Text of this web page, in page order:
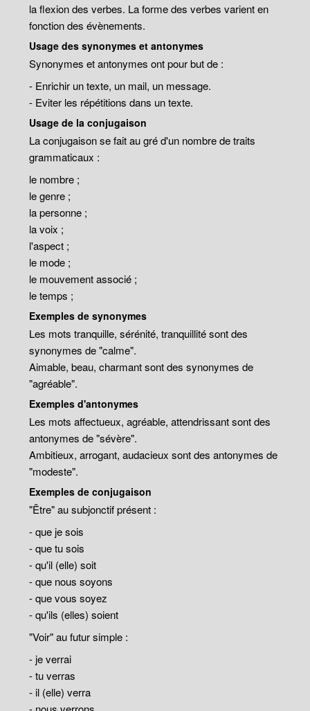
la flexion des verbes. La forme des verbes varient en
fonction des évènements.
Usage des synonymes et antonymes
Synonymes et antonymes ont pour but de :
- Enrichir un texte, un mail, un message.
- Eviter les répétitions dans un texte.
Usage de la conjugaison
La conjugaison se fait au gré d'un nombre de traits
grammaticaux :
le nombre ;
le genre ;
la personne ;
la voix ;
l'aspect ;
le mode ;
le mouvement associé ;
le temps ;
Exemples de synonymes
Les mots tranquille, sérénité, tranquillité sont des
synonymes de "calme".
Aimable, beau, charmant sont des synonymes de
"agréable".
Exemples d'antonymes
Les mots affectueux, agréable, attendrissant sont des
antonymes de "sévère".
Ambitieux, arrogant, audacieux sont des antonymes de
"modeste".
Exemples de conjugaison
"Être" au subjonctif présent :
- que je sois
- que tu sois
- qu'il (elle) soit
- que nous soyons
- que vous soyez
- qu'ils (elles) soient
"Voir" au futur simple :
- je verrai
- tu verras
- il (elle) verra